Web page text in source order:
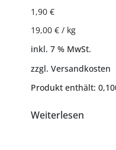
1,90 €
19,00 €/ kg
inkl. 7 % MwSt.
zzgl. Versandkosten
Produkt enthält:
Weiterlesen